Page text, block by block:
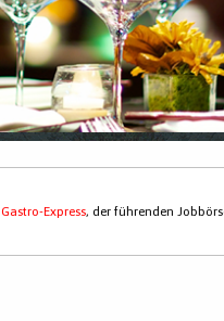
Gastro-Express, der führenden